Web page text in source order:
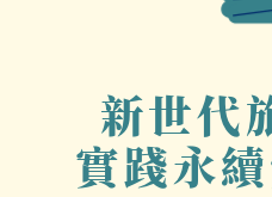
新世代
實踐永